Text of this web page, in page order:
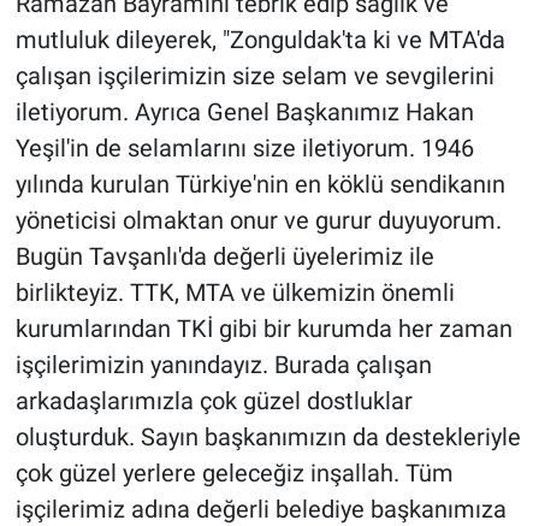
mutluluk dileyerek, "Zonguldak'ta ki ve MTA'da
çalışan işçilerimizin size selam ve sevgilerini
iletiyorum. Ayrıca Genel Başkanımız Hakan
Yeşil'in de selamlarını size iletiyorum. 1946
yılında kurulan Türkiye'nin en köklü sendikanın
yöneticisi olmaktan onur ve gurur duyuyorum.
Bugün Tavşanlı'da değerli üyelerimiz ile
birlikteyiz. TTK, MTA ve ülkemizin önemli
kurumlarından TKİ gibi bir kurumda her zaman
işçilerimizin yanındayız. Burada çalışan
arkadaşlarımızla çok güzel dostluklar
oluşturduk. Sayın başkanımızın da destekleriyle
çok güzel yerlere geleceğiz inşallah. Tüm
işçilerimiz adına değerli belediye başkanımıza